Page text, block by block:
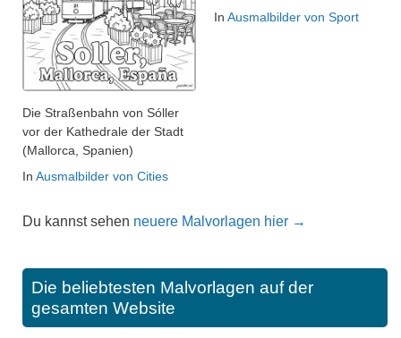
Die Straßenbahn von Sóller
vor der Kathedrale der Stadt
(Mallorca, Spanien)
In Ausmalbilder von Cities
In Ausmalbilder von Sport
Du kannst sehen neuere Malvorlagen hier →
Die beliebtesten Malvorlagen auf der
gesamten Website